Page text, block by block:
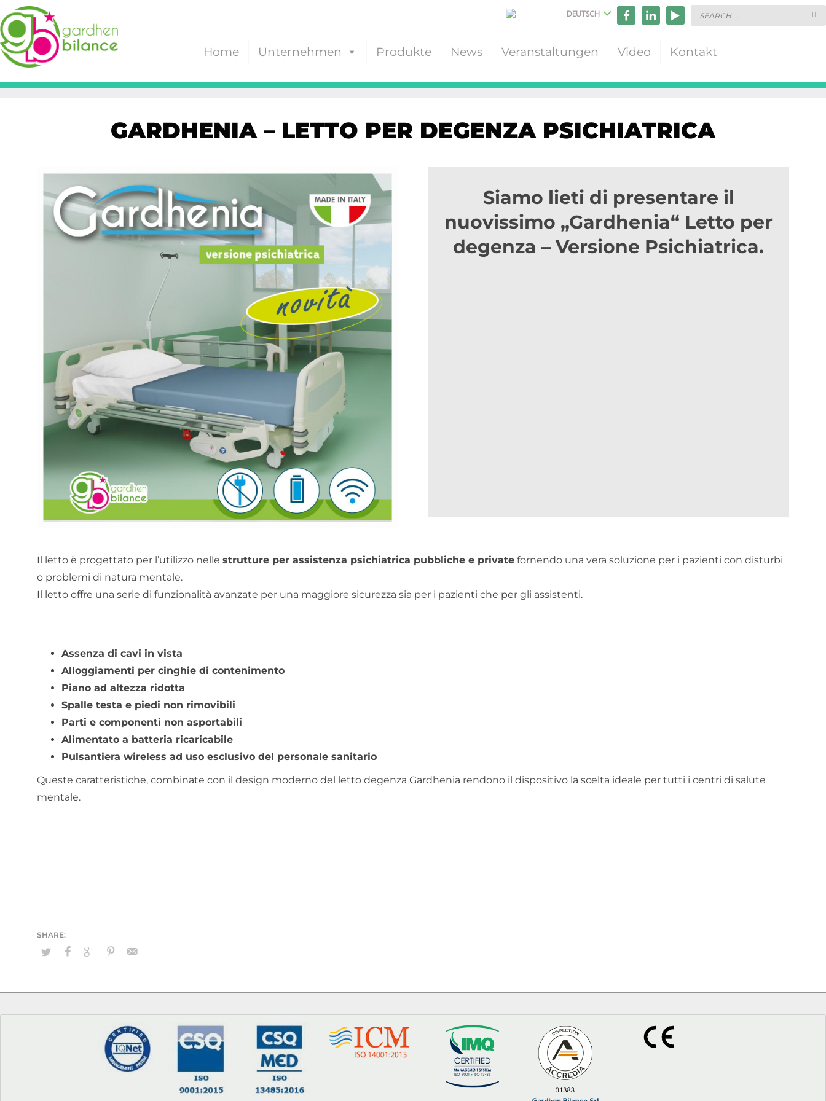
DEUTSCH
Home Unternehmen Produkte News Veranstaltungen Video Kontakt
GARDHENIA – LETTO PER DEGENZA PSICHIATRICA
Siamo lieti di presentare il
nuovissimo „Gardhenia“ Letto per
degenza – Versione Psichiatrica.
Il letto è progettato per l’utilizzo nelle strutture per assistenza psichiatrica pubbliche e private fornendo una vera soluzione per i pazienti con disturbi
o problemi di natura mentale.
Il letto offre una serie di funzionalità avanzate per una maggiore sicurezza sia per i pazienti che per gli assistenti.
Assenza di cavi in vista
Alloggiamenti per cinghie di contenimento
Piano ad altezza ridotta
Spalle testa e piedi non rimovibili
Parti e componenti non asportabili
Alimentato a batteria ricaricabile
Pulsantiera wireless ad uso esclusivo del personale sanitario
Queste caratteristiche, combinate con il design moderno del letto degenza Gardhenia rendono il dispositivo la scelta ideale per tutti i centri di salute
mentale.